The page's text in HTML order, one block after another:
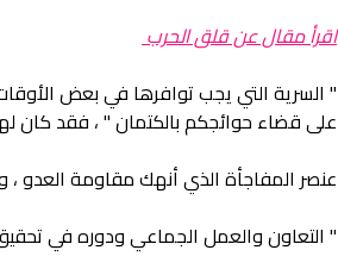
اقرأ مقال عن قلق الحرب
" السرية التي يجب توافرها في بعض
على قضاء حوائجكم بالكتمان " ، فقد كان
عنصر المفاجأة الذي أنهك مقاومة العدو
" التعاون والعمل الجماعي ودوره في تحقيق